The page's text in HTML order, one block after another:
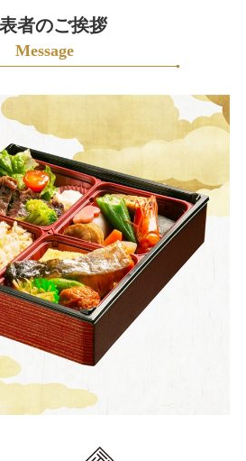
者のご挨拶
Message